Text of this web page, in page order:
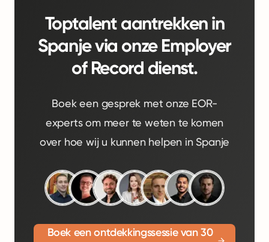
Toptalent aantrekken in
Spanje via onze Employer
of Record dienst.
Boek een gesprek met onze EOR-
experts om meer te weten te komen
over hoe wij u kunnen helpen in Spanje
Boek een ontdekkingssessie van 30